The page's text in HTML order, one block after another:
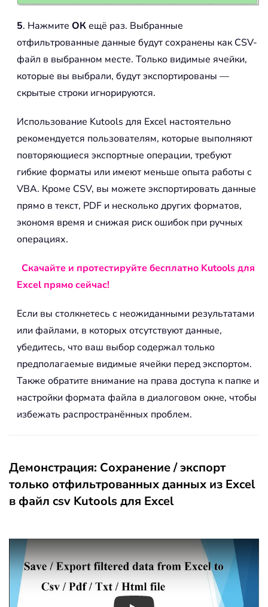
5. Нажмите ОКещё раз. Выбранные
отфильтрованные данные будут сохранены как CSV-
файл в выбранном месте. Только видимые ячейки,
которые вы выбрали, будут экспортированы —
скрытые строки игнорируются.
Использование Kutools для Excel настоятельно
рекомендуется пользователям, которые выполняют
повторяющиеся экспортные операции, требуют
гибкие форматы или имеют меньше опыта работы с
VBA. Кроме CSV, вы можете экспортировать данные
прямо в текст, PDF и несколько других форматов,
экономя время и снижая риск ошибок при ручных
операциях.
Скачайте и протестируйте бесплатно Kutools для
Excel прямо сейчас!
Если вы столкнетесь с неожиданными результатами
или файлами, в которых отсутствуют данные,
убедитесь, что ваш выбор содержал только
предполагаемые видимые ячейки перед экспортом.
Также обратите внимание на права доступа к папке и
настройки формата файла в диалоговом окне, чтобы
избежать распространённых проблем.
Демонстрация: Сохранение / экспорт
только отфильтрованных данных из Excel
в файл csv Kutools для Excel